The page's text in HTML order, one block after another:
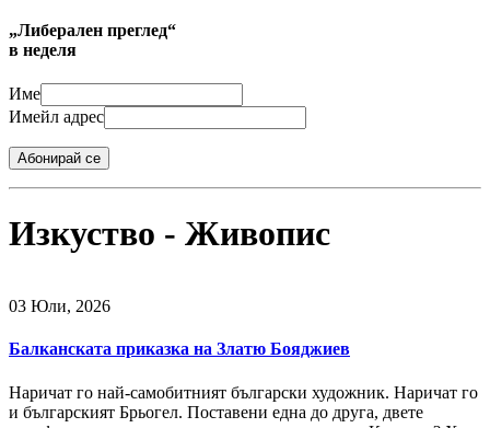
„Либерален преглед“
в неделя
Име
Имейл адрес
Абонирай се
Изкуство - Живопис
03 Юли, 2026
Балканската приказка на Златю Бояджиев
Наричат го най-самобитният български художник. Наричат го
и българският Брьогел. Поставени една до друга, двете